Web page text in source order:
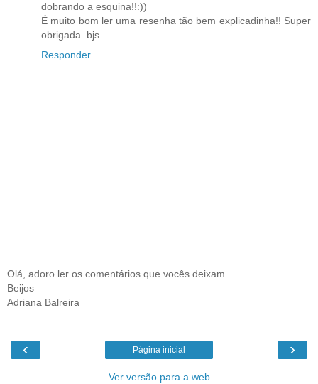
dobrando a esquina!!:))
É muito bom ler uma resenha tão bem explicadinha!! Super
obrigada. bjs
Responder
Olá, adoro ler os comentários que vocês deixam.
Beijos
Adriana Balreira
‹ ›
Página inicial
Ver versão para a web